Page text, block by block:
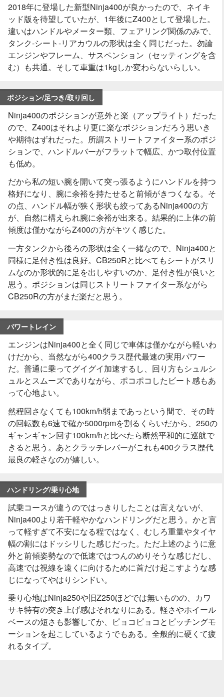
2018年に登場した新型Ninja400が良かったので、ネイキ
ッド版を待望していたが、1年後にZ400として登場した。
違いはハンドルやメーター類、フェアリング関係のみで、
タンク-シート-リアカウルの形状は全く同じだった。勿論
エンジンやフレーム、サスペンション（セッティングを含
む）も共通。そして車重は1kgしか変わらないらしい。
ポジション/足つき/取り回し
Ninja400のポジションが意外と楽（アップライト）だった
ので、Z400はそれより更に楽なポジションだろう思いき
や期待はずれだった。所謂ストリートファイター系のポジ
ションで、ハンドルバーがフラットで幅広、かつ取付位置
も低め。
だから私の短い腕を開いて突っ張るようにハンドルを持つ
格好になり、腕に余裕を持たせると前傾がきつくなる。そ
の点、ハンドル幅が狭く形状も絞ってあるNinja400の方
が、自然に構えられ腕に余裕が出来る。結果的に上体の前
傾度は僅かながらZ400の方がキツく感じた。
一方タンクから後ろの形状は全く一緒なので、Ninja400と
同様に足付き性は良好。CB250Rと比べてもシートがスリ
ムなのか形状的に足を出しやすいのか、足付き性が良いと
思う。ポジションは同じストリートファイター系ながら
CB250Rの方がまだ楽だと思う。
パワートレイン
エンジンはNinja400と全く同じで車体は僅かながら軽いわ
けだから、当然ながら400クラス歴代最速の実用パワー
だ。普通に乗ってグイグイ加速するし、回り方もシュルシ
ュルとスムーズでありながら、ポコポコしたビート感もあ
って心地よい。
然程回さなくても100km/h弱まであっという間で、その時
の回転数も6速で確か5000rpmを割るくらいだから、250の
ギャンギャン回す100km/hと比べたら断然平和的に巡航で
きると思う。あとクラッチレバーがこれも400クラス歴代
最良の軽さなのが嬉しい。
ハンドリング/乗り心地
試乗コースが違うのではっきりしたことは言えないが、
Ninja400より若干軽やかなハンドリングだと思う。かと言
って軽すぎて不安になる程ではなく、むしろ重量やタイヤ
幅の割にはドッシリした感じだった。ただ上述のように意
外と前傾姿勢なので低速ではつんのめりそうな感じだし、
高速では視線を遠くに向けるために首だけ起こすような感
じになってやはりシンドい。
乗り心地はNinja250や旧Z250ほどでは無いものの、カワ
サキ特有の突き上げ感はそれなりにある。軽さやホイール
ベースの短さも影響してか、ピョコピョコとピッチングモ
ーションを起こしているようでもある。全般的に硬くて疲
れるタイプ。